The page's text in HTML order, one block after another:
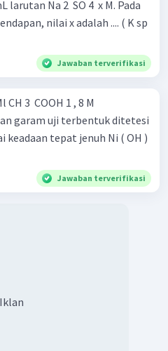
Na 2 ​ SO 4 ​ x M. Pada
nilai x adalah .... ( K sp
Jawaban terverifikasi
CH 3 ​ COOH 1 , 8 M
garam uji terbentuk ditetesi
keadaan tepat jenuh Ni ( OH )
Jawaban terverifikasi
Iklan